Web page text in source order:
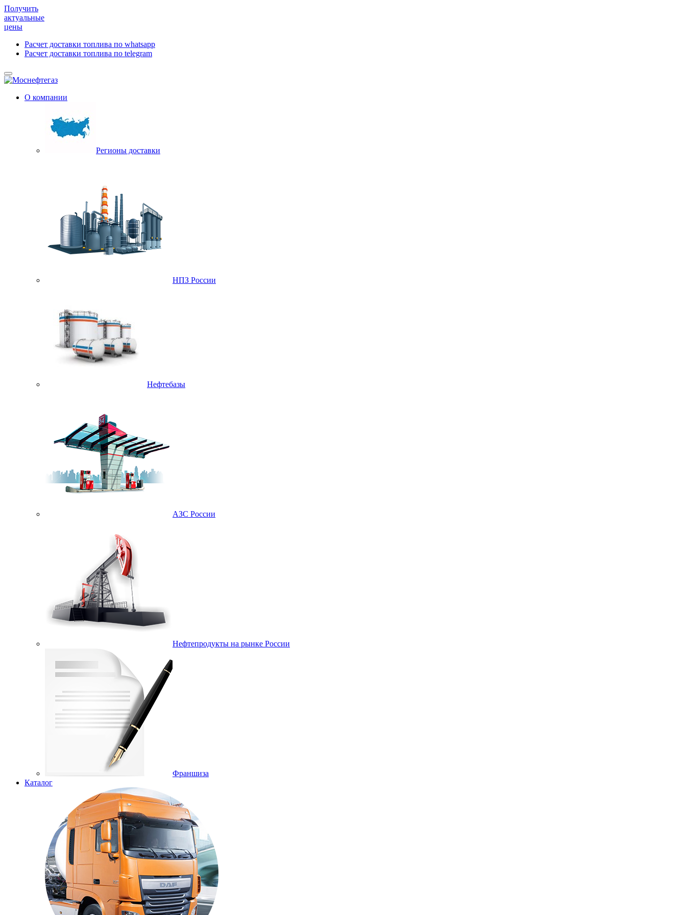
Получить
актуальные
цены
Расчет доставки топлива по whatsapp
Расчет доставки топлива по telegram
О компании
Регионы доставки
НПЗ России
Нефтебазы
АЗС России
Нефтепродукты на рынке России
Франшиза
Каталог